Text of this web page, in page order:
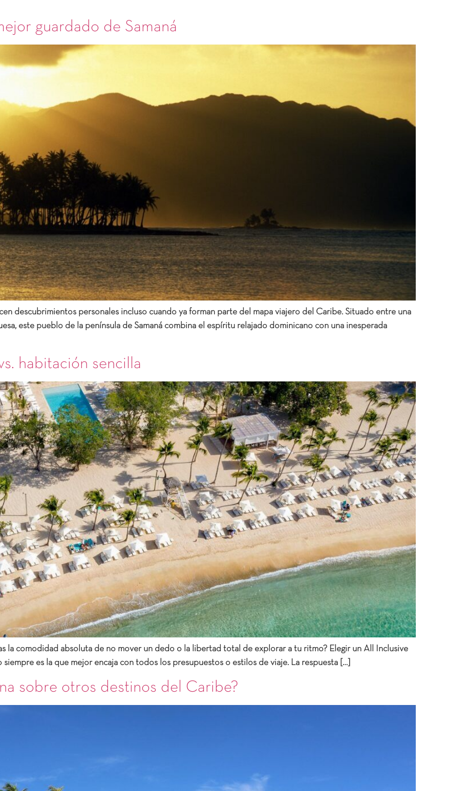
guardado de Samaná
descubrimientos personales incluso cuando ya forman parte del mapa viajero del Caribe. Situado entre una
este pueblo de la península de Samaná combina el espíritu relajado dominicano con una inesperada
habitación sencilla
la comodidad absoluta de no mover un dedo o la libertad total de explorar a tu ritmo? Elegir un All Inclusive
es la que mejor encaja con todos los presupuestos o estilos de viaje. La respuesta […]
sobre otros destinos del Caribe?